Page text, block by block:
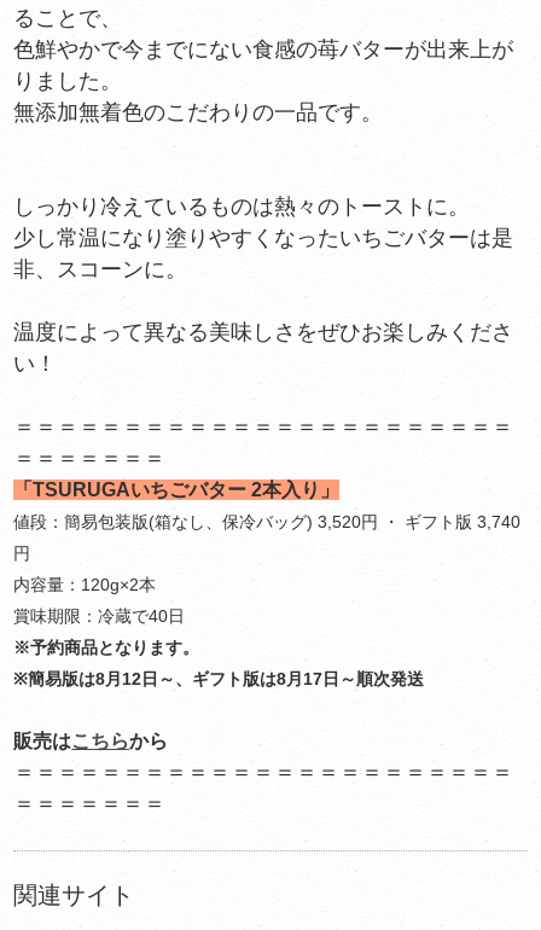
ることで、
色鮮やかで今までにない食感の苺バターが出来上が
りました。
無添加無着色のこだわりの一品です。
しっかり冷えているものは熱々のトーストに。
少し常温になり塗りやすくなったいちごバターは是
非、スコーンに。
温度によって異なる美味しさをぜひお楽しみくださ
い！
＝＝＝＝＝＝＝＝＝＝＝＝＝＝＝＝＝＝＝＝＝＝＝
＝＝＝＝＝＝＝
「TSURUGAいちごバター 2本入り」
値段：簡易包装版(箱なし、保冷バッグ) 3,520円 ・ ギフト版 3,740
円
内容量：120g×2本
賞味期限：冷蔵で40日
※予約商品となります。
※簡易版は8月12日～、ギフト版は8月17日～順次発送
販売はこちらから
＝＝＝＝＝＝＝＝＝＝＝＝＝＝＝＝＝＝＝＝＝＝＝
＝＝＝＝＝＝＝
関連サイト